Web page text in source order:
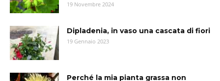
19 Novembre 2024
Dipladenia, in vaso una cascata di fiori
19 Gennaio 2023
Perché la mia pianta grassa non